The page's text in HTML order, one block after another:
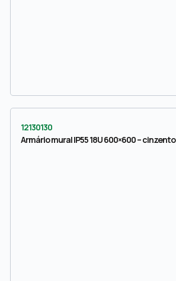
12130130
Armário mural IP55 18U 600×600 – cinzento